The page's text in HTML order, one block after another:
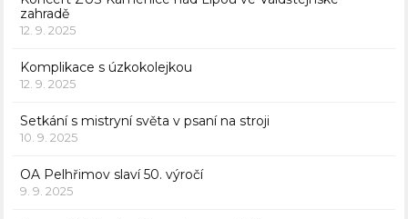
zahradě
12. 9. 2025
Komplikace s úzkokolejkou
12. 9. 2025
Setkání s mistryní světa v psaní na stroji
10. 9. 2025
OA Pelhřimov slaví 50. výročí
9. 9. 2025